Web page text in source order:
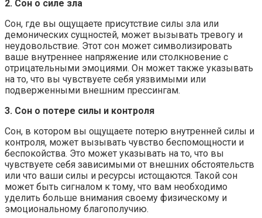
2. Сон о силе зла
Сон, где вы ощущаете присутствие силы зла или
демонических сущностей, может вызывать тревогу и
неудовольствие. Этот сон может символизировать
ваше внутреннее напряжение или столкновение с
отрицательными эмоциями. Он может также указывать
на то, что вы чувствуете себя уязвимыми или
подверженными внешним прессингам.
3. Сон о потере силы и контроля
Сон, в котором вы ощущаете потерю внутренней силы и
контроля, может вызывать чувство беспомощности и
беспокойства. Это может указывать на то, что вы
чувствуете себя зависимыми от внешних обстоятельств
или что ваши силы и ресурсы истощаются. Такой сон
может быть сигналом к тому, что вам необходимо
уделить больше внимания своему физическому и
эмоциональному благополучию.